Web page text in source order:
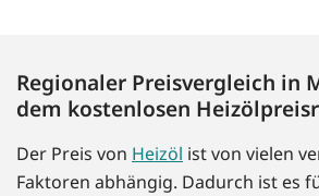
Regionaler Preisvergleich in
dem kostenlosen
Der Preis von Heizöl ist von vielen
Faktoren abhängig. Dadurch ist es